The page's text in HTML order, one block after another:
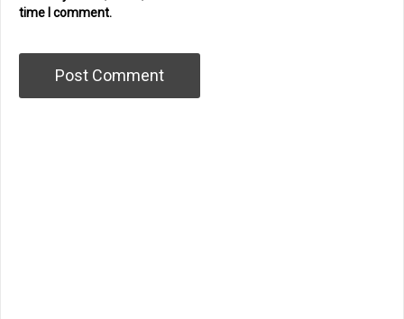
time I comment.